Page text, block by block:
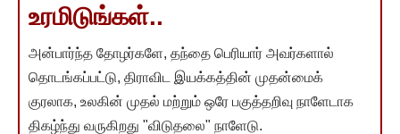
உரமிடுங்கள்..
அன்பார்ந்த தோழர்களே, தந்தை பெரியார் அவர்களால்
தொடங்கப்பட்டு, திராவிட இயக்கத்தின் முதன்மைக்
குரலாக, உலகின் முதல் மற்றும் ஒரே பகுத்தறிவு நாளேடாக
திகழ்ந்து வருகிறது "விடுதலை" நாளேடு.